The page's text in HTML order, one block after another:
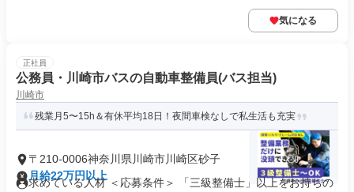
気になる
正社員
公務員・川崎市バスの自動車整備員(バス担当)
川崎市
残業月5〜15h＆有休平均18日！夜間車検なしで私生活も充実
〒210-0006神奈川県川崎市川崎区砂子
月給22万円以上
求めている人材 ＜応募条件＞ 「三級整備士」以上をお持ちの